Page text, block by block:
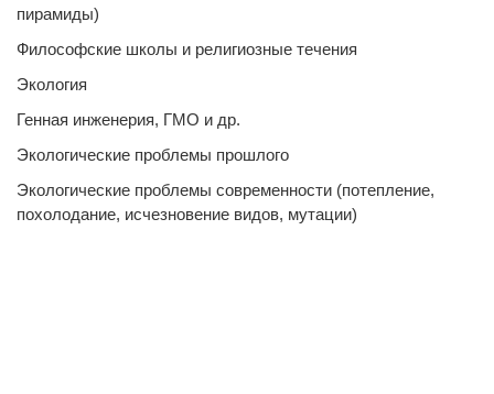
пирамиды)
Философские школы и религиозные течения
Экология
Генная инженерия, ГМО и др.
Экологические проблемы прошлого
Экологические проблемы современности (потепление,
похолодание, исчезновение видов, мутации)